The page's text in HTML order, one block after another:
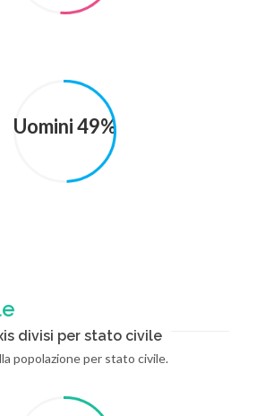
Uomini 49%
divisi per stato civile
popolazione per stato civile.